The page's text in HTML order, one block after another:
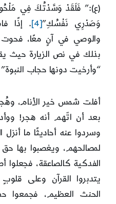
(ع):” فَلَقَدْ وَسَّدْتُكَ فِي
وَصَدْرِي نَفْسُكِ”[4]
. إذًا
والوصي في آنٍ معًا، فحوت
بذلك في نص الزيارة حيث
“وأرخيت دونها حجاب النبوة”
أفلت شمس خير الأنام،
بعد أن اتّهم أنه هجر!
وسردوا عنه أحاديثًا ما
لمصالحهم، ويغصبوا بها
الفدكية كالصاعقة،
يتدبروا القرآن وعلى
الحنث العظيم، فجمعوا